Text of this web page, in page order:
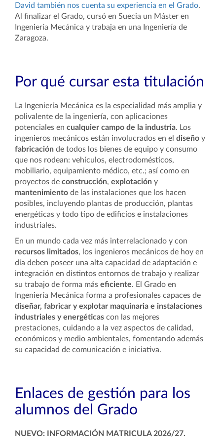
David también nos cuenta su experiencia en el Grado.
Al finalizar el Grado, cursó en Suecia un Máster en
Ingeniería Mecánica y trabaja en una Ingeniería de
Zaragoza.
Por qué cursar esta titulación
La Ingeniería Mecánica es la especialidad más amplia y
polivalente de la ingeniería, con aplicaciones
potenciales en cualquier campo de la industria. Los
ingenieros mecánicos están involucrados en el diseño y
fabricación de todos los bienes de equipo y consumo
que nos rodean: vehículos, electrodomésticos,
mobiliario, equipamiento médico, etc.; así como en
proyectos de construcción, explotación y
mantenimiento de las instalaciones que los hacen
posibles, incluyendo plantas de producción, plantas
energéticas y todo tipo de edificios e instalaciones
industriales.
En un mundo cada vez más interrelacionado y con
recursos limitados, los ingenieros mecánicos de hoy en
día deben poseer una alta capacidad de adaptación e
integración en distintos entornos de trabajo y realizar
su trabajo de forma más eficiente. El Grado en
Ingeniería Mecánica forma a profesionales capaces de
diseñar, fabricar y explotar maquinaria e instalaciones
industriales y energéticas con las mejores
prestaciones, cuidando a la vez aspectos de calidad,
económicos y medio ambientales, fomentando además
su capacidad de comunicación e iniciativa.
Enlaces de gestión para los
alumnos del Grado
NUEVO: INFORMACIÓN MATRICULA 2026/27.